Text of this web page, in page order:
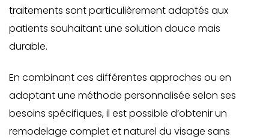
traitements sont particulièrement adaptés aux
patients souhaitant une solution douce mais
durable.
En combinant ces différentes approches ou en
adoptant une méthode personnalisée selon ses
besoins spécifiques, il est possible d’obtenir un
remodelage complet et naturel du visage sans